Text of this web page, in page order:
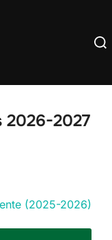
2027
(2025-2026)